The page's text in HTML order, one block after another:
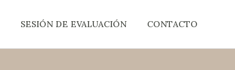
SESIÓN DE EVALUACIÓN CONTACTO